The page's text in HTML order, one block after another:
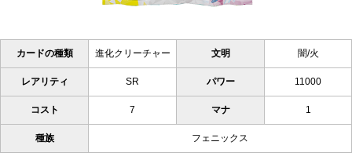
カードの種類 進化クリーチャー 文明 闇/火
レアリティ SR パワー 11000
コスト 7 マナ 1
種族 フェニックス